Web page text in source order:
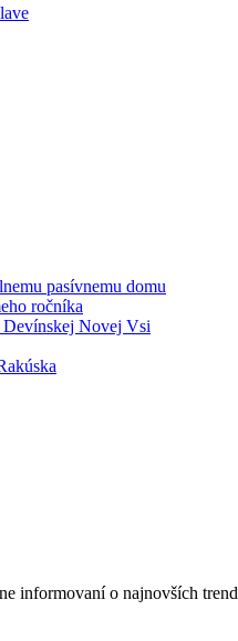
pasívnemu domu
ročníka
Devínskej Novej Vsi
informovaní o najnovších